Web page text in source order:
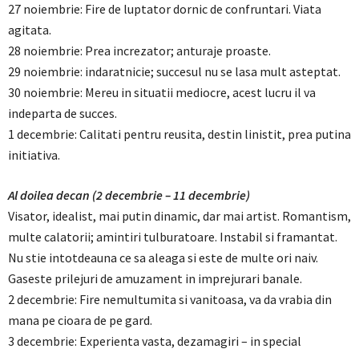
27 noiembrie: Fire de luptator dornic de confruntari. Viata
agitata.
28 noiembrie: Prea increzator; anturaje proaste.
29 noiembrie: indaratnicie; succesul nu se lasa mult asteptat.
30 noiembrie: Mereu in situatii mediocre, acest lucru il va
indeparta de succes.
1 decembrie: Calitati pentru reusita, destin linistit, prea putina
initiativa.
Al doilea decan (2 decembrie – 11 decembrie)
Visator, idealist, mai putin dinamic, dar mai artist. Romantism,
multe calatorii; amintiri tulburatoare. Instabil si framantat.
Nu stie intotdeauna ce sa aleaga si este de multe ori naiv.
Gaseste prilejuri de amuzament in imprejurari banale.
2 decembrie: Fire nemultumita si vanitoasa, va da vrabia din
mana pe cioara de pe gard.
3 decembrie: Experienta vasta, dezamagiri – in special